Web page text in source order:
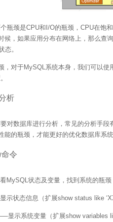
瓶颈是CPU和I/O的瓶颈，CPU在饱
候，如果应用分布在网络上，那么
态。
，对于MySQL系统本身，我们可以
析
对数据库进行分析，常见的分析手
能的瓶颈，才能更好的优化数据库系
令
MySQL状态及变量，找到系统的瓶颈
状态信息（扩展show status like
显示系统变量（扩展show variables